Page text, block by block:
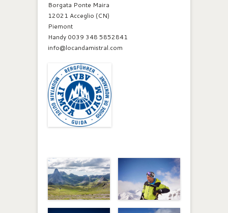
Borgata Ponte Maira
12021 Acceglio (CN)
Piemont
Handy 0039 348 5852841
info@locandamistral.com